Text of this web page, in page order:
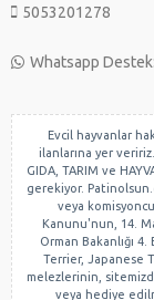
5053201278
Whatsapp
Evcil hayvanlar
ilanlarına yer
GIDA, TARIM ve
gerekiyor.
veya
Kanunu'nun, 14.
Orman Bakanlığı
Terrier, Japanese
melezlerinin,
veya hediye